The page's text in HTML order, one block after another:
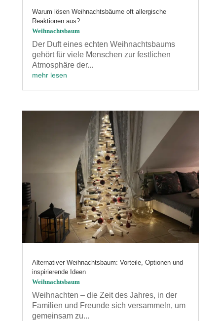
Warum lösen Weihnachtsbäume oft allergische
Reaktionen aus?
Weihnachtsbaum
Der Duft eines echten Weihnachtsbaums
gehört für viele Menschen zur festlichen
Atmosphäre der...
mehr lesen
Alternativer Weihnachtsbaum: Vorteile, Optionen und
inspirierende Ideen
Weihnachtsbaum
Weihnachten – die Zeit des Jahres, in der
Familien und Freunde sich versammeln, um
gemeinsam zu...